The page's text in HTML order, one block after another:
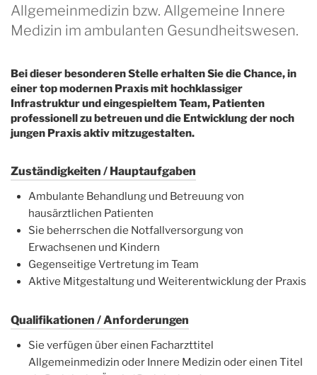
Allgemeinmedizin bzw. Allgemeine Innere
Medizin im ambulanten Gesundheitswesen.
Bei dieser besonderen Stelle erhalten Sie die Chance, in
einer top modernen Praxis mit hochklassiger
Infrastruktur und eingespieltem Team, Patienten
professionell zu betreuen und die Entwicklung der noch
jungen Praxis aktiv mitzugestalten.
Zuständigkeiten / Hauptaufgaben
Ambulante Behandlung und Betreuung von
hausärztlichen Patienten
Sie beherrschen die Notfallversorgung von
Erwachsenen und Kindern
Gegenseitige Vertretung im Team
Aktive Mitgestaltung und Weiterentwicklung der Praxis
Qualifikationen / Anforderungen
Sie verfügen über einen Facharzttitel
Allgemeinmedizin oder Innere Medizin oder einen Titel